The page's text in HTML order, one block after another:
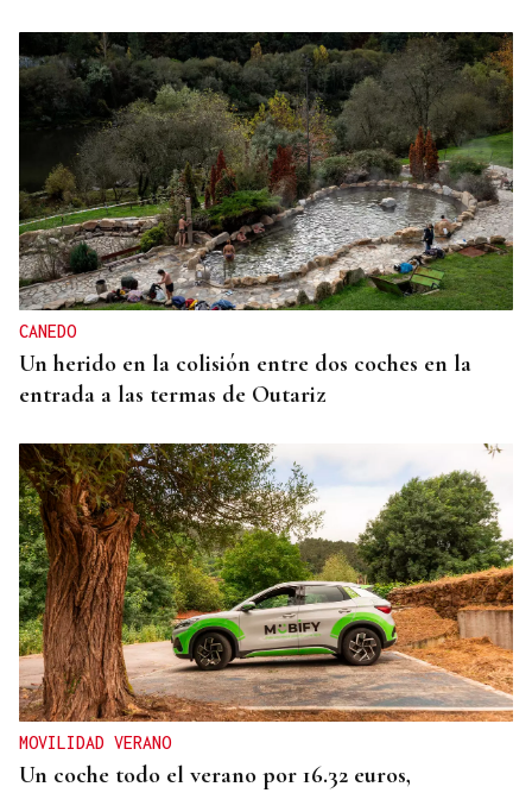
CANEDO
Un herido en la colisión entre dos coches en la
entrada a las termas de Outariz
MOVILIDAD VERANO
Un coche todo el verano por 16.32 euros,